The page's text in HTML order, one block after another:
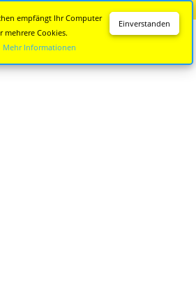
Einverstanden
empfängt Ihr Computer
mehrere Cookies.
Mehr Informationen